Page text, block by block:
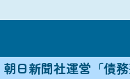
朝日新聞社運営「債務